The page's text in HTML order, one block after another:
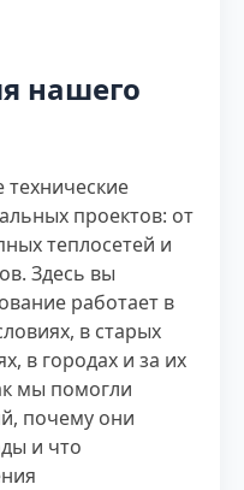
нашего
технические
проектов: от
теплосетей и
Здесь вы
работает в
в старых
в городах и за их
мы помогли
почему они
и что